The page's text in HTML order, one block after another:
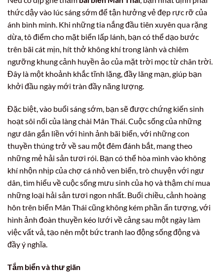
thức dậy vào lúc sáng sớm để tận hưởng vẻ đẹp rực rỡ của
ánh bình minh. Khi những tia nắng đầu tiên xuyên qua rặng
dừa, tô điểm cho mặt biển lấp lánh, bạn có thể dạo bước
trên bãi cát mịn, hít thở không khí trong lành và chiêm
ngưỡng khung cảnh huyền ảo của mặt trời mọc từ chân trời.
Đây là một khoảnh khắc tĩnh lặng, đầy lãng mạn, giúp bạn
khởi đầu ngày mới tràn đầy năng lượng.
Đặc biệt, vào buổi sáng sớm, bạn sẽ được chứng kiến sinh
hoạt sôi nổi của làng chài Mân Thái. Cuộc sống của những
ngư dân gắn liền với hình ảnh bãi biển, với những con
thuyền thúng trở về sau một đêm đánh bắt, mang theo
những mẻ hải sản tươi rói. Bạn có thể hòa mình vào không
khí nhộn nhịp của chợ cá nhỏ ven biển, trò chuyện với ngư
dân, tìm hiểu về cuộc sống mưu sinh của họ và thậm chí mua
những loại hải sản tươi ngon nhất. Buổi chiều, cảnh hoàng
hôn trên biển Mân Thái cũng không kém phần ấn tượng, với
hình ảnh đoàn thuyền kéo lưới về cảng sau một ngày làm
việc vất vả, tạo nên một bức tranh lao động sống động và
đầy ý nghĩa.
Tắm biển và thư giãn